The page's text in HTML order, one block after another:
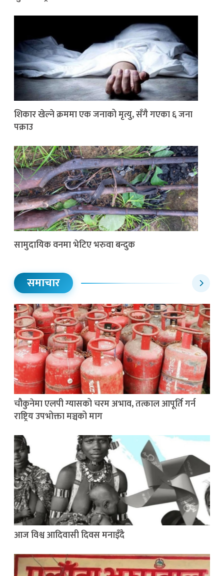
शिकार खेल्ने क्रममा एक जनाको मृत्यु, सँगै गएका ६ जना
पक्राउ
सामुदायिक वनमा भेटिए भरुवा बन्दुक
समाचार
चौकुनेमा एलपी ग्यासको चरम अभाव, तत्काल आपूर्ति गर्न
राष्ट्रिय उपभोक्ता मञ्चको माग
आज विश्व आदिवासी दिवस मनाइँदै